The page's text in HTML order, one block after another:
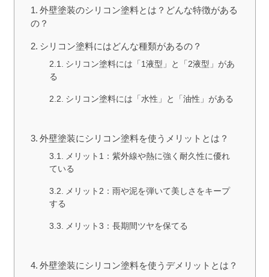
外壁塗装のシリコン塗料とは？どんな特徴がある
の？
シリコン塗料にはどんな種類があるの？
シリコン塗料には「1液型」と「2液型」があ
る
シリコン塗料には「水性」と「油性」がある
外壁塗装にシリコン塗料を使うメリットとは？
メリット1：紫外線や熱に強く耐久性に優れ
ている
メリット2：雨や泥を弾いて美しさをキープ
する
メリット3：長期間ツヤを保てる
外壁塗装にシリコン塗料を使うデメリットとは？